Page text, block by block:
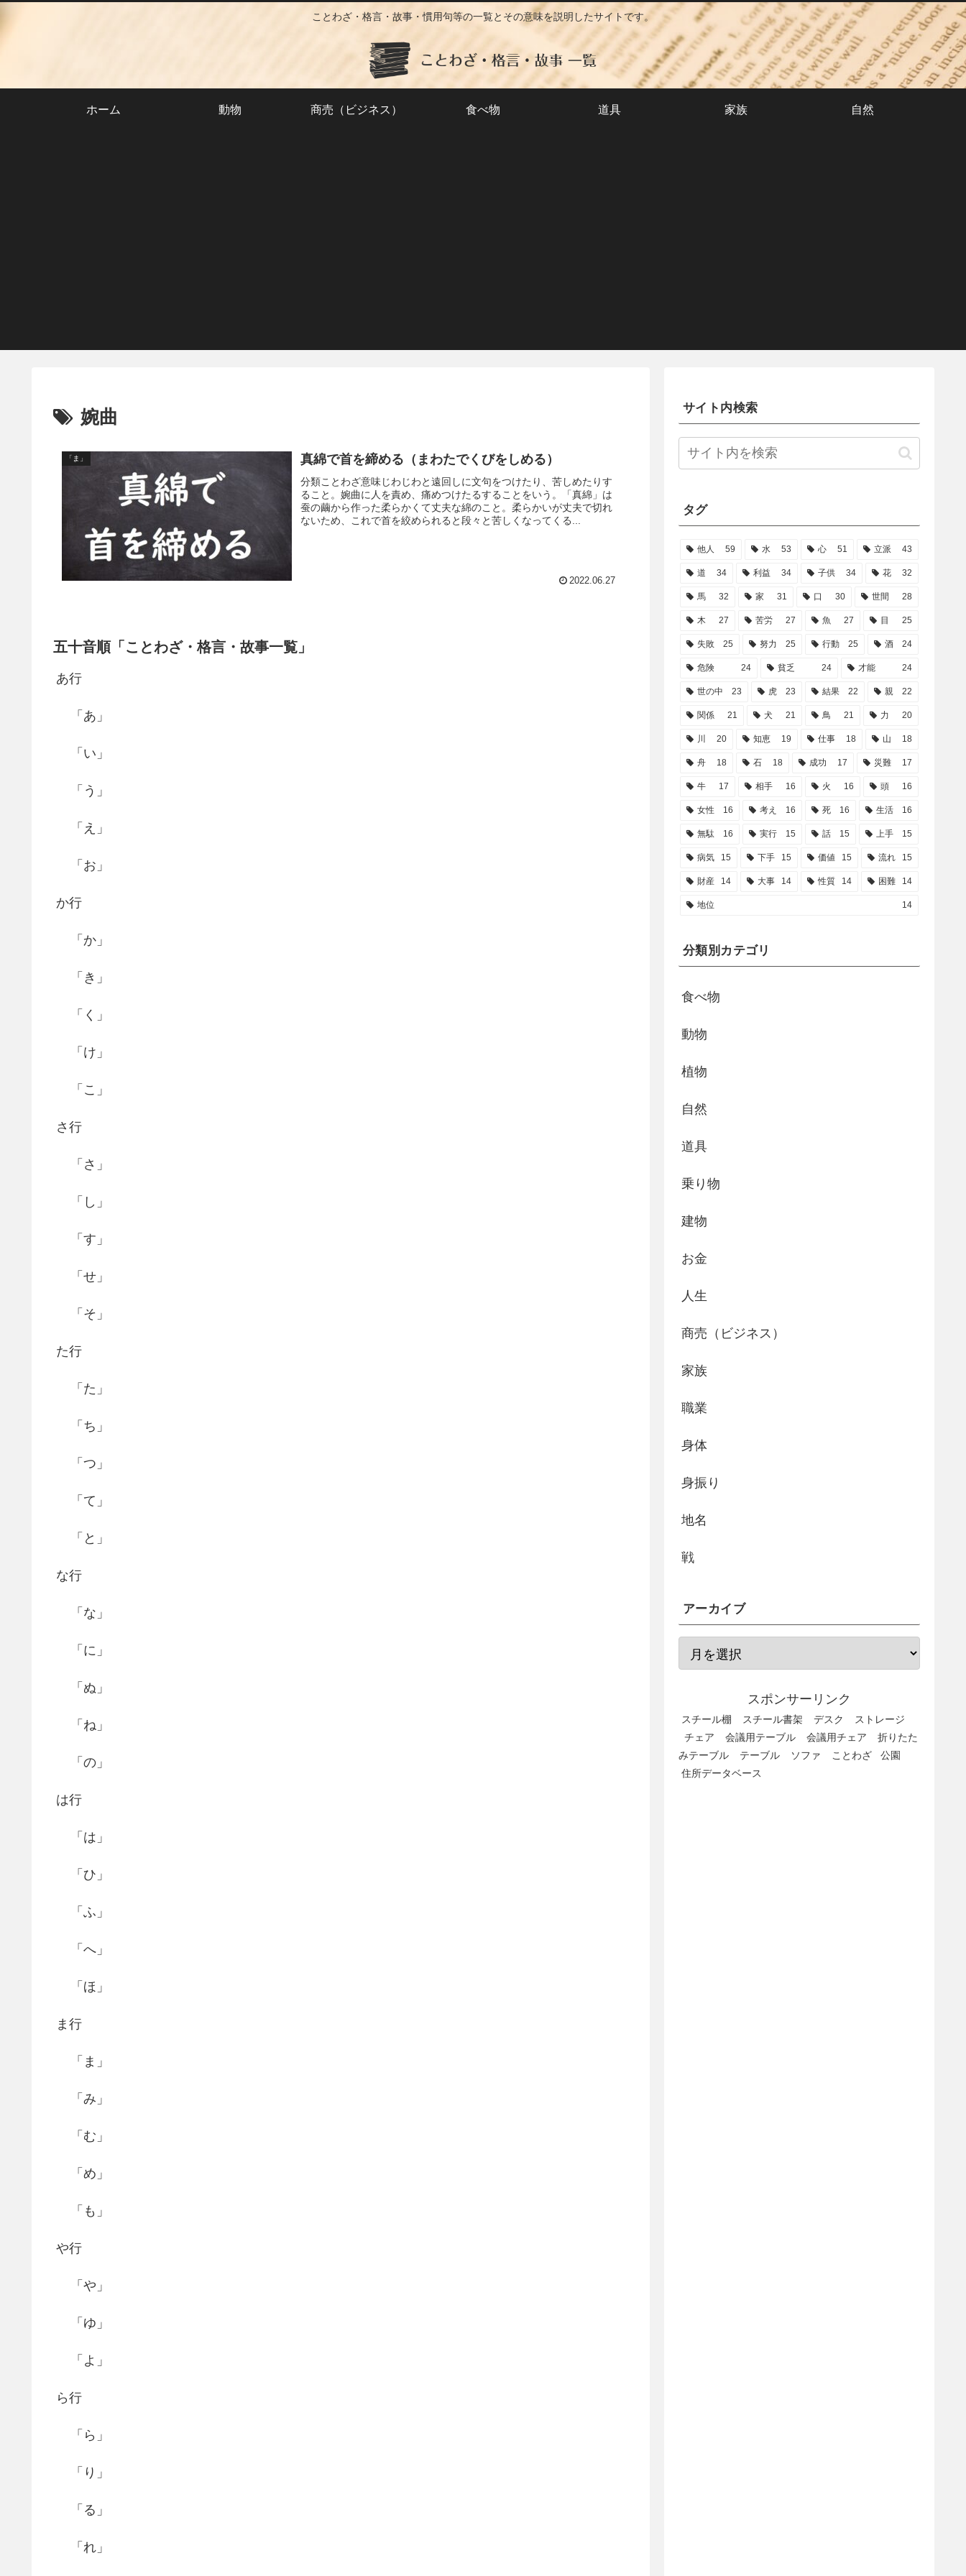
ことわざ・格言・故事・慣用句等の一覧とその意味を説明したサイトです。
ホーム 動物 商売（ビジネス） 食べ物 道具 家族 自然
婉曲
「ま」 真綿で首を締める（まわたでくびをしめる）
分類ことわざ意味じわじわと遠回しに文句をつけたり、苦しめたりす
ること。婉曲に人を責め、痛めつけたるすることをいう。「真綿」は
蚕の繭から作った柔らかくて丈夫な綿のこと。柔らかいが丈夫で切れ
ないため、これで首を絞められると段々と苦しくなってくる...
2022.06.27
五十音順「ことわざ・格言・故事一覧」
あ行
「あ」
「い」
「う」
「え」
「お」
か行
「か」
「き」
「く」
「け」
「こ」
さ行
「さ」
「し」
「す」
「せ」
「そ」
た行
「た」
「ち」
「つ」
「て」
「と」
な行
「な」
「に」
「ぬ」
「ね」
「の」
は行
「は」
「ひ」
「ふ」
「へ」
「ほ」
ま行
「ま」
「み」
「む」
「め」
「も」
や行
「や」
「ゆ」
「よ」
ら行
「ら」
「り」
「る」
「れ」
サイト内検索
タグ
他人 59 水 53 心 51 立派 43
道 34 利益 34 子供 34 花 32
馬 32 家 31 口 30 世間 28
木 27 苦労 27 魚 27 目 25
失敗 25 努力 25 行動 25 酒 24
危険 24 貧乏 24 才能 24
世の中 23 虎 23 結果 22 親 22
関係 21 犬 21 鳥 21 力 20
川 20 知恵 19 仕事 18 山 18
舟 18 石 18 成功 17 災難 17
牛 17 相手 16 火 16 頭 16
女性 16 考え 16 死 16 生活 16
無駄 16 実行 15 話 15 上手 15
病気 15 下手 15 価値 15 流れ 15
財産 14 大事 14 性質 14 困難 14
地位 14
分類別カテゴリ
食べ物
動物
植物
自然
道具
乗り物
建物
お金
人生
商売（ビジネス）
家族
職業
身体
身振り
地名
戦
アーカイブ
スポンサーリンク
スチール棚 スチール書架 デスク
ストレージ
チェア
会議用テーブル 会議用チェア
折りたた
みテーブル
テーブル ソファ ことわざ
公園
住所データベース